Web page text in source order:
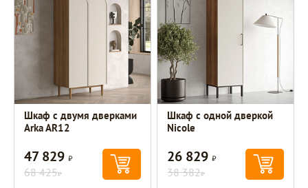
Шкаф с двумя дверками
Arka AR12
47 829Р
68 425Р
Шкаф c одной дверкой
Nicole
26 829Р
38 382Р